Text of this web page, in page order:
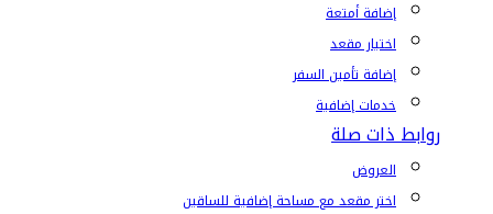
إضافة أمتعة
اختيار مقعد
إضافة تأمين السفر
خدمات إضافية
روابط ذات صلة
العروض
اختر مقعد مع مساحة إضافية للساقين